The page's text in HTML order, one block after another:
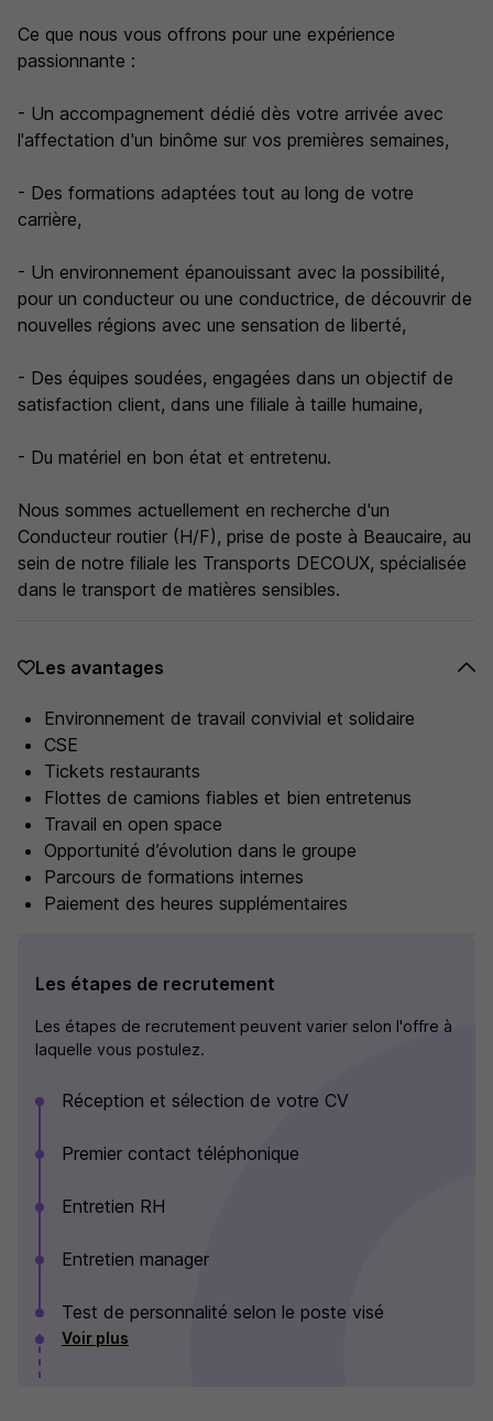
Ce que nous vous offrons pour une expérience
passionnante :
- Un accompagnement dédié dès votre arrivée avec
l'affectation d'un binôme sur vos premières semaines,
- Des formations adaptées tout au long de votre
carrière,
- Un environnement épanouissant avec la possibilité,
pour un conducteur ou une conductrice, de découvrir de
nouvelles régions avec une sensation de liberté,
- Des équipes soudées, engagées dans un objectif de
satisfaction client, dans une filiale à taille humaine,
- Du matériel en bon état et entretenu.
Nous sommes actuellement en recherche d'un
Conducteur routier (H/F), prise de poste à Beaucaire, au
sein de notre filiale les Transports DECOUX, spécialisée
dans le transport de matières sensibles.
Les avantages
Environnement de travail convivial et solidaire
CSE
Tickets restaurants
Flottes de camions fiables et bien entretenus
Travail en open space
Opportunité d’évolution dans le groupe
Parcours de formations internes
Paiement des heures supplémentaires
Les étapes de recrutement
Les étapes de recrutement peuvent varier selon l'offre à
laquelle vous postulez.
Réception et sélection de votre CV
Premier contact téléphonique
Entretien RH
Entretien manager
Test de personnalité selon le poste visé
Voir plus